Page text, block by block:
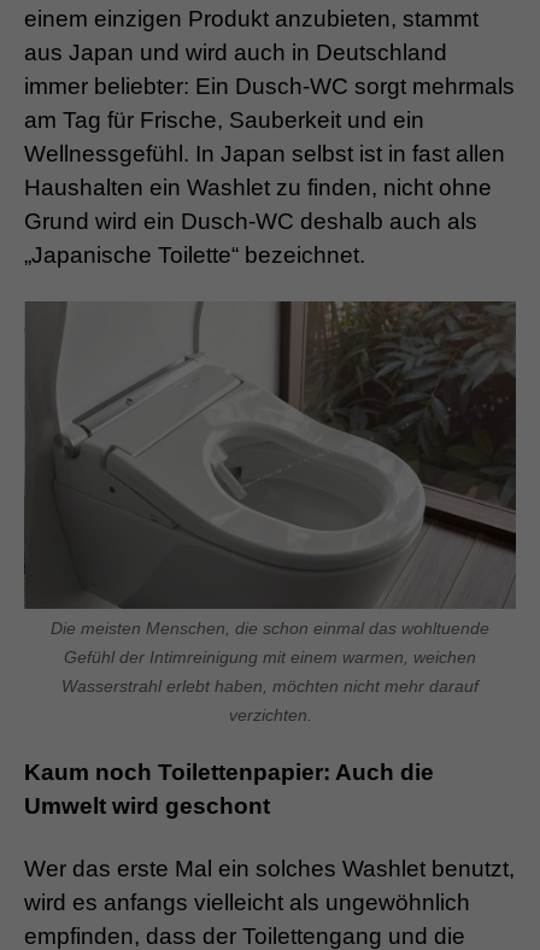
einem einzigen Produkt anzubieten, stammt
aus Japan und wird auch in Deutschland
immer beliebter: Ein Dusch-WC sorgt mehrmals
am Tag für Frische, Sauberkeit und ein
Wellnessgefühl. In Japan selbst ist in fast allen
Haushalten ein Washlet zu finden, nicht ohne
Grund wird ein Dusch-WC deshalb auch als
„Japanische Toilette“ bezeichnet.
Die meisten Menschen, die schon einmal das wohltuende
Gefühl der Intimreinigung mit einem warmen, weichen
Wasserstrahl erlebt haben, möchten nicht mehr darauf
verzichten.
Kaum noch Toilettenpapier: Auch die
Umwelt wird geschont
Wer das erste Mal ein solches Washlet benutzt,
wird es anfangs vielleicht als ungewöhnlich
empfinden, dass der Toilettengang und die